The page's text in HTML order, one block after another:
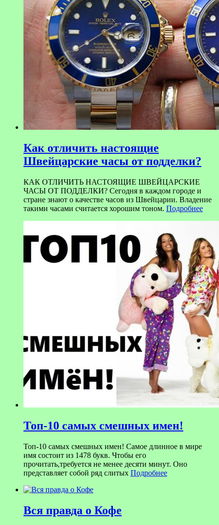
Как отличить настоящие
Швейцарские часы от подделки?
КАК ОТЛИЧИТЬ НАСТОЯЩИЕ ШВЕЙЦАРСКИЕ
ЧАСЫ ОТ ПОДДЕЛКИ? Сегодня в каждом городе и
стране знают о качестве часов из Швейцарии. Владение
такими часами считается хорошим тоном. Подробнее
Топ-10 самых смешных имен!
Топ-10 самых смешных имен! Самое длинное в мире
имя состоит из 1478 букв. Чтобы его
прочитать,требуется не менее десяти минут. Оно
представляет собой ряд слитых Подробнее
Вся правда о Кофе